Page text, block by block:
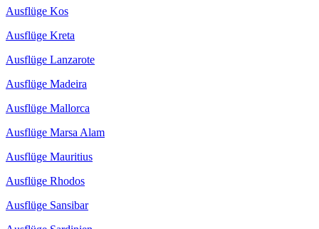
Ausflüge Kos
Ausflüge Kreta
Ausflüge Lanzarote
Ausflüge Madeira
Ausflüge Mallorca
Ausflüge Marsa Alam
Ausflüge Mauritius
Ausflüge Rhodos
Ausflüge Sansibar